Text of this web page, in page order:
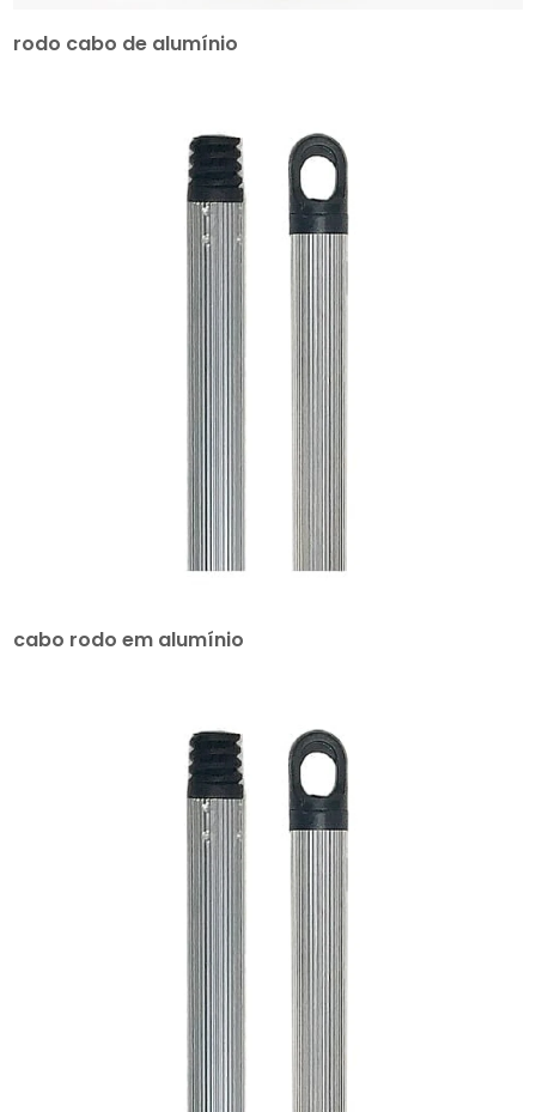
rodo cabo de alumínio
cabo rodo em alumínio